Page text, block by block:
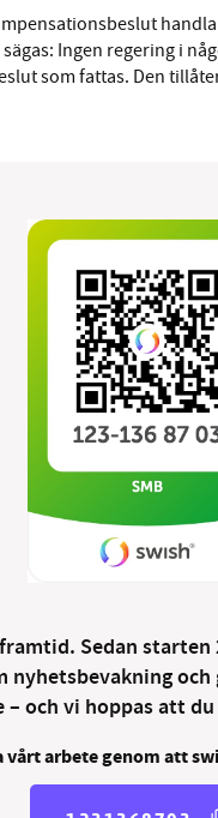
Ingen regering i
som fattas. Den
Sedan
– och vi hoppas att
arbete genom att